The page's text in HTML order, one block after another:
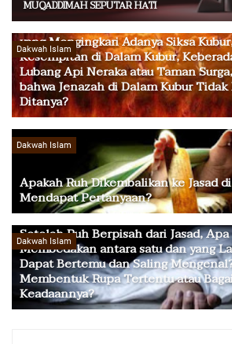
MUQADDIMAH SEPUTAR HATI
Dakwah Islam
Apakah Jawaban Kita terhadap
yang Mengingkari Adanya Siksa
Kesempitan di Dalam Kubur,
Lubang Api Neraka atau Taman
bahwa Jenazah di Dalam Kubur
Ditanya?
Dakwah Islam
Apakah Ruh Dikembalikan ke Jasad
Mendapat Pertanyaan?
Dakwah Islam
Setelah Ruh Berpisah dari Jasad, Apa
Membedakan antara satu dan yang
Dapat Bertemu dan Saling
Membentuk Rupa Tertentu atau
Keadaannya?